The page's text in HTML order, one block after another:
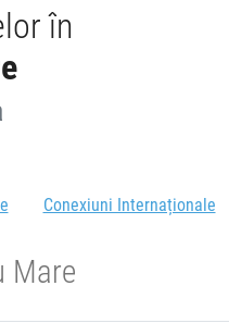
în
Conexiuni Internaționale
Mare